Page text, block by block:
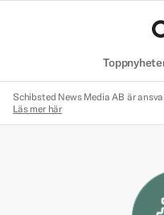
Schibsted News Media AB är
Läs mer här